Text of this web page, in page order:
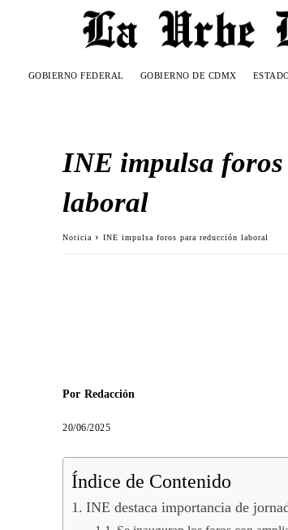
GOBIERNO FEDERAL GOBIERNO DE CDMX
INE impulsa
laboral
Noticia INE impulsa foros para reducción laboral
Por Redacción
20/06/2025
Índice de Contenido
INE destaca importancia de